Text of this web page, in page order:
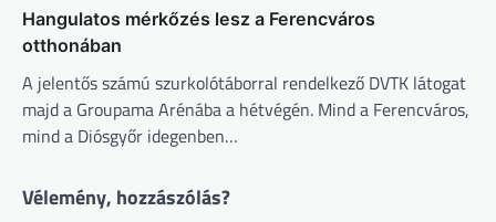
Hangulatos mérkőzés lesz a Ferencváros
otthonában
A jelentős számú szurkolótáborral rendelkező DVTK látogat
majd a Groupama Arénába a hétvégén. Mind a Ferencváros,
mind a Diósgyőr idegenben…
Vélemény, hozzászólás?